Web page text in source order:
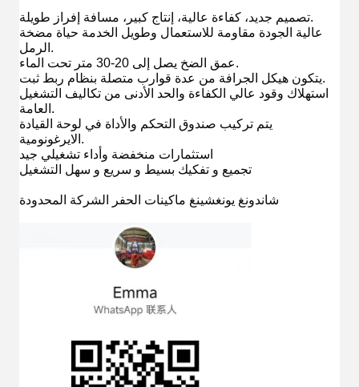
تصميم جديد، كفاءة عالية، إنتاج كبير، مسافة إفراز طويلة.
عالية الجودة مقاومة للاستعمال وطويل الخدمة حياة مضخة
الرمل.
عمق الضخ يصل إلى 20-30 متر تحت الماء.
يتكون هيكل الجرافة من عدة قوارب متصلة بنظام ربط ثبت.
استهلاك وقود عالي الكفاءة والحد الأدنى من تكاليف التشغيل
العامة.
يتم تركيب صندوق التحكم والأداة في لوحة القيادة
الايرغونومية.
استثمارات منخفضة وأداء تشغيلي جيد
تجميع و تفكيك بسيط و سريع و سهل التشغيل
شاندونغ يونغشينغ ماكينات الحفر الشركة المحدودة